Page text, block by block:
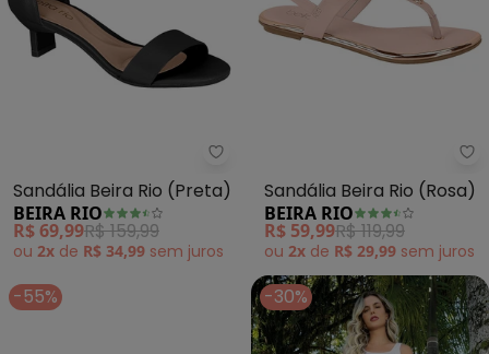
Beira Rio - Sandália Beira Rio
Sandália Beira Rio (Preta)
BEIRA RIO
R$ 69,99R$ 159,99
ou 2x de R$ 34,99 sem juros
Sandália Beira Rio (Rosa)
BEIRA RIO
R$ 59,99R$ 119,99
ou 2x de R$ 29,99 sem juros
-55% -30%